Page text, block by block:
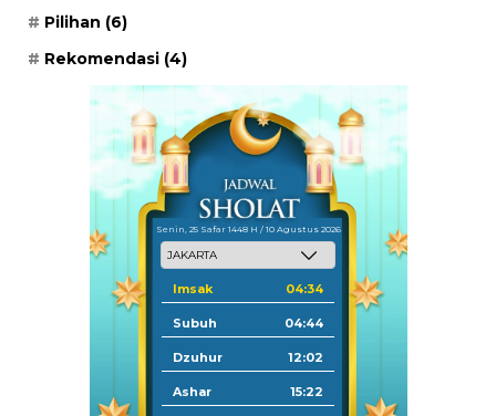
Pilihan (6)
Rekomendasi (4)
Senin, 25 Safar 1448 H / 10 Agustus 2026
Imsak 04:34
Subuh 04:44
Dzuhur 12:02
Ashar 15:22